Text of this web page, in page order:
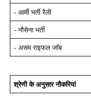
- आर्मी भर्ती रैली
- नौसेना भर्ती
- असम राइफल जॉब
श्रेणी के अनुसार नौकरियां